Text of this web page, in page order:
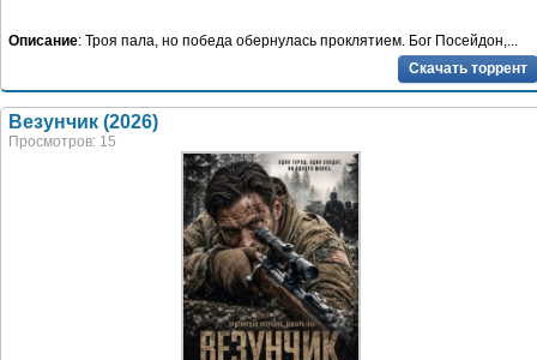
Описание: Троя пала, но победа обернулась проклятием. Бог Посейдон,...
Скачать торрент
Везунчик (2026)
Просмотров: 15